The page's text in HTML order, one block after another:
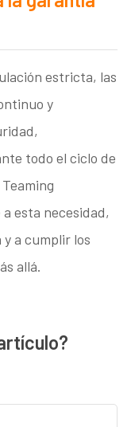
estricta, las
y
todo el ciclo de
esta necesidad,
a cumplir los
allá.